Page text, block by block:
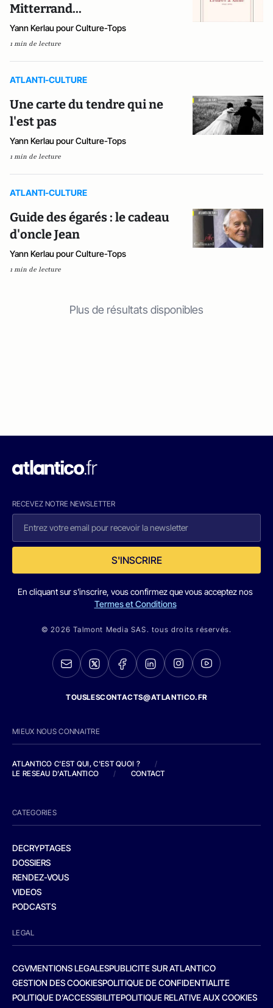
Mitterrand...
Yann Kerlau pour Culture-Tops
1 min de lecture
ATLANTI-CULTURE
Une carte du tendre qui ne
l'est pas
Yann Kerlau pour Culture-Tops
1 min de lecture
ATLANTI-CULTURE
Guide des égarés : le cadeau
d'oncle Jean
Yann Kerlau pour Culture-Tops
1 min de lecture
Plus de résultats disponibles
RECEVEZ NOTRE NEWSLETTER
S'INSCRIRE
En cliquant sur s'inscrire, vous confirmez que vous acceptez nos
Termes et Conditions
© 2026 Talmont Media SAS. tous droits réservés.
TOUSLESCONTACTS@ATLANTICO.FR
MIEUX NOUS CONNAITRE
ATLANTICO C'EST QUI, C'EST QUOI ?
/
LE RESEAU D'ATLANTICO
/ CONTACT
CATEGORIES
DECRYPTAGES
DOSSIERS
RENDEZ-VOUS
VIDEOS
PODCASTS
LEGAL
CGVMENTIONS LEGALESPUBLICITE SUR ATLANTICO
GESTION DES COOKIESPOLITIQUE DE CONFIDENTIALITE
POLITIQUE D’ACCESSIBILITEPOLITIQUE RELATIVE AUX COOKIES